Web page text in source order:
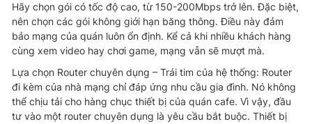
Hãy chọn gói có tốc độ cao, từ 150-200Mbps trở lên. Đặc biệt,
nên chọn các gói không giới hạn băng thông. Điều này đảm
bảo mạng của quán luôn ổn định. Kể cả khi nhiều khách hàng
cùng xem video hay chơi game, mạng vẫn sẽ mượt mà.
Lựa chọn Router chuyên dụng – Trái tim của hệ thống: Router
đi kèm của nhà mạng chỉ đáp ứng nhu cầu gia đình. Nó không
thể chịu tải cho hàng chục thiết bị của quán cafe. Vì vậy, đầu
tư vào một router chuyên dụng là yêu cầu bắt buộc. Thiết bị